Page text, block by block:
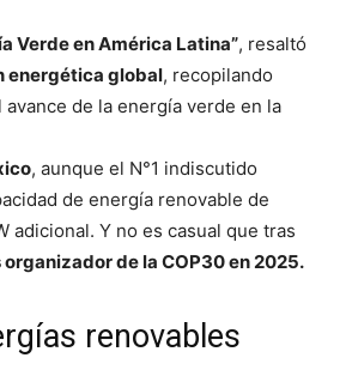
Verde en América Latina”, resaltó
energética global, recopilando
de la energía verde en la
, aunque el N°1 indiscutido
de energía renovable de
adicional. Y no es casual que tras
de la COP30 en 2025.
renovables